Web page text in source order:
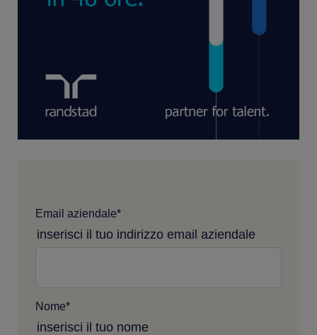
Email aziendale*
inserisci il tuo indirizzo email aziendale
Nome*
inserisci il tuo nome